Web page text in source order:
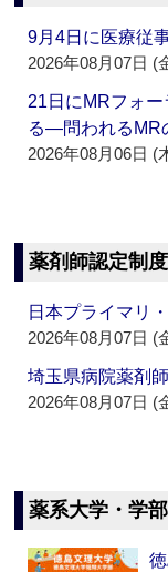
9月4日に医療従
2026年08月07日 (
21日にMRフォ
る―問われる
2026年08月06日 (
薬剤師認定制
日本プライマ
2026年08月07日 (
埼玉県病院薬
2026年08月07日 (
薬系大学・学